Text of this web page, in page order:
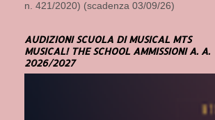
n. 421/2020) (scadenza 03/09/26)
AUDIZIONI SCUOLA DI MUSICAL MTS
MUSICAL! THE SCHOOL AMMISSIONI A. A.
2026/2027